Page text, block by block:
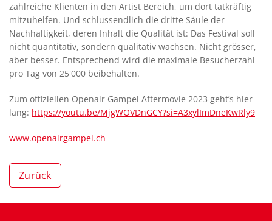
zahlreiche Klienten in den Artist Bereich, um dort tatkräftig
mitzuhelfen. Und schlussendlich die dritte Säule der
Nachhaltigkeit, deren Inhalt die Qualität ist: Das Festival soll
nicht quantitativ, sondern qualitativ wachsen. Nicht grösser,
aber besser. Entsprechend wird die maximale Besucherzahl
pro Tag von 25'000 beibehalten.
Zum offiziellen Openair Gampel Aftermovie 2023 geht’s hier
lang: https://youtu.be/MjgWOVDnGCY?si=A3xylImDneKwRly9
www.openairgampel.ch
Zurück